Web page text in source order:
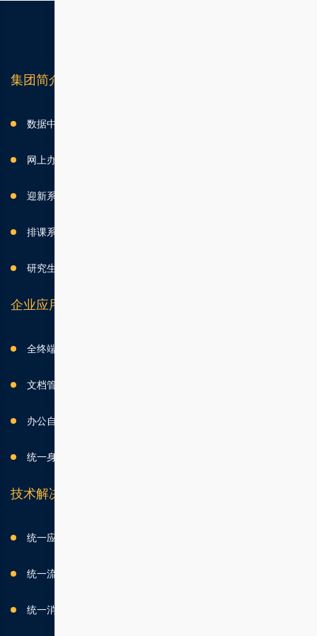
集团简介
数据中台
网上办事大厅
迎新系统
排课系统
研究生信息管理系统
企业应用
全终端多用户商城系统
文档管理系统(Wiki)
办公自动化(OA)
统一身份认证系统
技术解决方案
统一应用平台解决方案
统一流程平台解决方案
统一消息平台解决方案